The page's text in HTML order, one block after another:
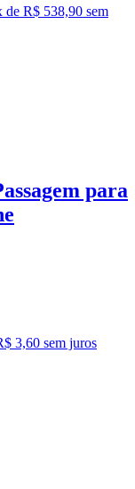
de R$ 538,90 sem
para
3,60 sem juros